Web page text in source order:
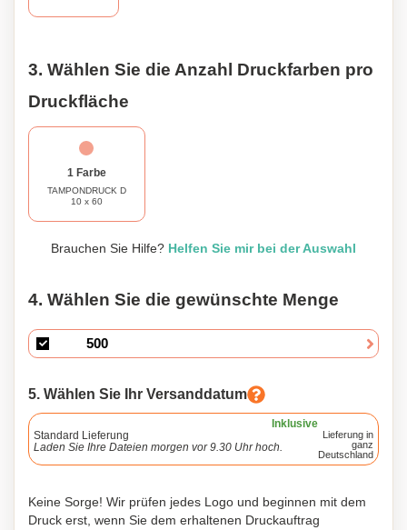
3. Wählen Sie die Anzahl Druckfarben pro
Druckfläche
1 Farbe
TAMPONDRUCK D
10 x 60
Brauchen Sie Hilfe? Helfen Sie mir bei der Auswahl
4. Wählen Sie die gewünschte Menge
5. Wählen Sie Ihr Versanddatum
Inklusive
Standard Lieferung
Laden Sie Ihre Dateien morgen vor 9.30 Uhr hoch.
Lieferung in
ganz
Deutschland
Keine Sorge! Wir prüfen jedes Logo und beginnen mit dem
Druck erst, wenn Sie dem erhaltenen Druckauftrag